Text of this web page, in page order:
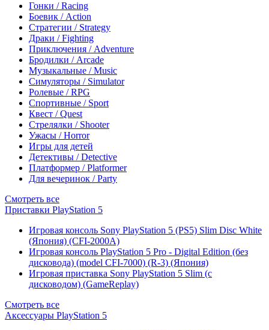
Гонки / Racing
Боевик / Action
Стратегии / Strategy
Драки / Fighting
Приключения / Adventure
Бродилки / Arcade
Музыкальные / Music
Симуляторы / Simulator
Ролевые / RPG
Спортивные / Sport
Квест / Quest
Стрелялки / Shooter
Ужасы / Horror
Игры для детей
Детективы / Detective
Платформер / Platformer
Для вечеринок / Party
Смотреть все
Приставки PlayStation 5
Игровая консоль Sony PlayStation 5 (PS5) Slim Disc White
(Япония) (CFI-2000A)
Игровая консоль PlayStation 5 Pro - Digital Edition (без
дисковода) (model CFI-7000) (R-3) (Япония)
Игровая приставка Sony PlayStation 5 Slim (с
дисководом) (GameReplay)
Смотреть все
Аксессуары PlayStation 5